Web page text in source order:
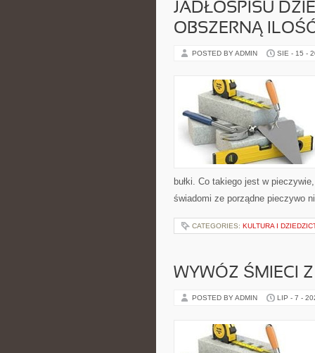
JADŁOSPISU
OBSZERNĄ
POSTED BY ADMIN SIE - 15 -
bułki. Co takiego jest w
świadomi ze porządne pieczywo
CATEGORIES: KULTURA I
WYWÓZ ŚMIECI
POSTED BY ADMIN LIP - 7 -